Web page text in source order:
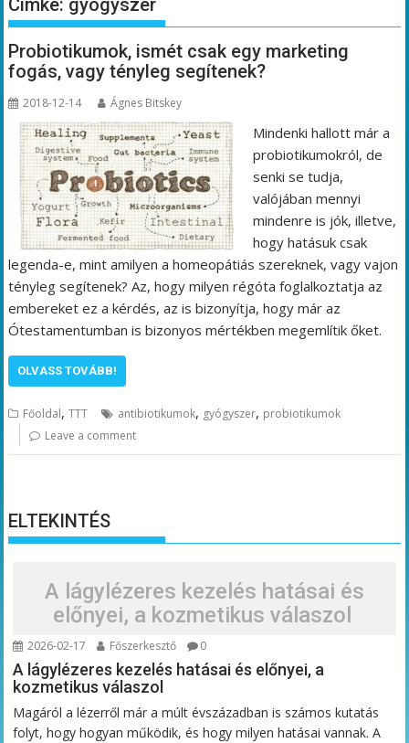
Címke: gyógyszer
Probiotikumok, ismét csak egy marketing
fogás, vagy tényleg segítenek?
2018-12-14 Ágnes Bitskey
Mindenki hallott már a
probiotikumokról, de
senki se tudja,
valójában mennyi
mindenre is jók, illetve,
hogy hatásuk csak
legenda-e, mint amilyen a homeopátiás szereknek, vagy vajon
tényleg segítenek? Az, hogy milyen régóta foglalkoztatja az
embereket ez a kérdés, az is bizonyítja, hogy már az
Ótestamentumban is bizonyos mértékben megemlítik őket.
OLVASS TOVÁBB!
Főoldal,TTT antibiotikumok, gyógyszer, probiotikumok
Leave a comment
ELTEKINTÉS
A lágylézeres kezelés hatásai és
előnyei, a kozmetikus válaszol
2026-02-17 Főszerkesztő 0
A lágylézeres kezelés hatásai és előnyei, a
kozmetikus válaszol
Magáról a lézerről már a múlt évszázadban is számos kutatás
folyt, hogy hogyan működik, és hogy milyen hatásai vannak. A